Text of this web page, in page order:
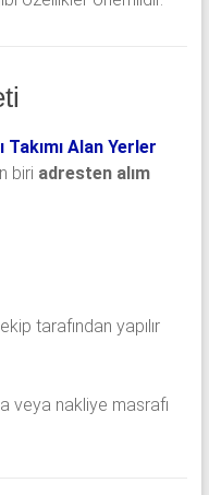
Takımı Alan Yerler
biri adresten alım
tarafından yapılır
veya nakliye masrafı